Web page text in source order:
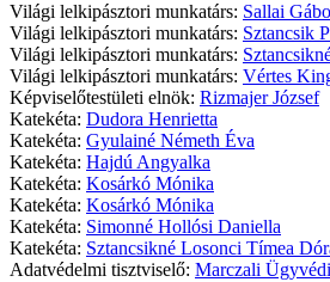
Világi lelkipásztori munkatárs: Sallai
Világi lelkipásztori munkatárs: Sztancsik
Világi lelkipásztori munkatárs:
Világi lelkipásztori munkatárs: Vértes
Képviselőtestületi elnök: Rizmajer József
Katekéta: Dudora Henrietta
Katekéta: Gyulainé Németh Éva
Katekéta: Hajdú Angyalka
Katekéta: Kosárkó Mónika
Katekéta: Kosárkó Mónika
Katekéta: Simonné Hollósi Daniella
Katekéta: Sztancsikné Losonci Tímea
Adatvédelmi tisztviselő: Marczali